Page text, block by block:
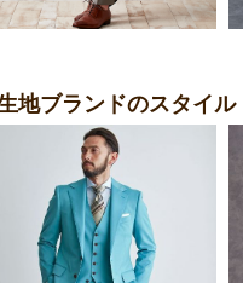
地ブランドのスタイル